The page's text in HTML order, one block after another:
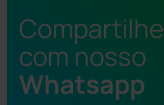
Compartilhe
com nosso
Whatsapp